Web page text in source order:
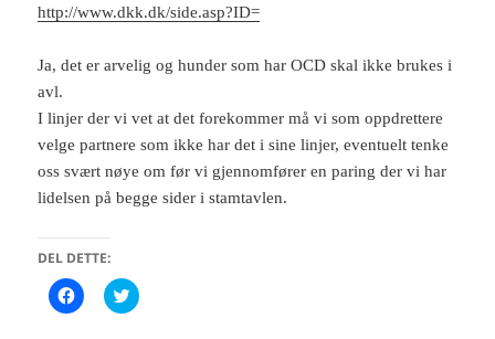
http://www.dkk.dk/side.asp?ID=
Ja, det er arvelig og hunder som har OCD skal ikke brukes i
avl.
I linjer der vi vet at det forekommer må vi som oppdrettere
velge partnere som ikke har det i sine linjer, eventuelt tenke
oss svært nøye om før vi gjennomfører en paring der vi har
lidelsen på begge sider i stamtavlen.
DEL DETTE:
K
l
K
l